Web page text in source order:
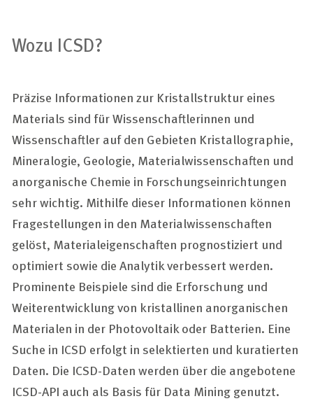
Wozu ICSD?
Präzise Informationen zur Kristallstruktur eines
Materials sind für Wissenschaftlerinnen und
Wissenschaftler auf den Gebieten Kristallographie,
Mineralogie, Geologie, Materialwissenschaften und
anorganische Chemie in Forschungseinrichtungen
sehr wichtig. Mithilfe dieser Informationen können
Fragestellungen in den Materialwissenschaften
gelöst, Materialeigenschaften prognostiziert und
optimiert sowie die Analytik verbessert werden.
Prominente Beispiele sind die Erforschung und
Weiterentwicklung von kristallinen anorganischen
Materialen in der Photovoltaik oder Batterien. Eine
Suche in ICSD erfolgt in selektierten und kuratierten
Daten. Die ICSD-Daten werden über die angebotene
ICSD-API auch als Basis für Data Mininggenutzt.